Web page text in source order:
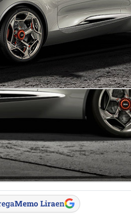
Memo Liraen